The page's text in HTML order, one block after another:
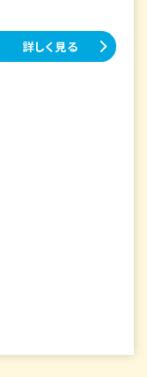
詳しく見る